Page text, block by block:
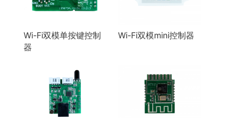
Wi-Fi双模单按键控制
器
Wi-Fi双模mini控制器